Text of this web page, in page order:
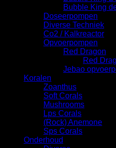
Bubble King
Doseerpompen
Diverse Techniek
Co2 / Kalkreactor
Opvoerpompen
Red Dragon
Red
Jebao
Koralen
Zoanthus
Soft Corals
Mushrooms
Lps Corals
(Rock) Anemone
Sps Corals
Onderhoud